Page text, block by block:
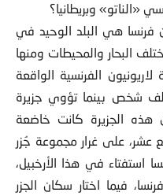
«الناتو» وبريطانيا؟
فرنسا هي البلد الوحيد في
البحار والمحيطات ومنها
الفرنسية الواقعة
شخص بينما تؤوي جزيرة
أن هذه الجزيرة كانت خاضعة
عشر، على غرار مجموعة جُزر
نظمت فرنسا استفتاء في هذا الأرخبيل،
فيما اختار سكان الجزر